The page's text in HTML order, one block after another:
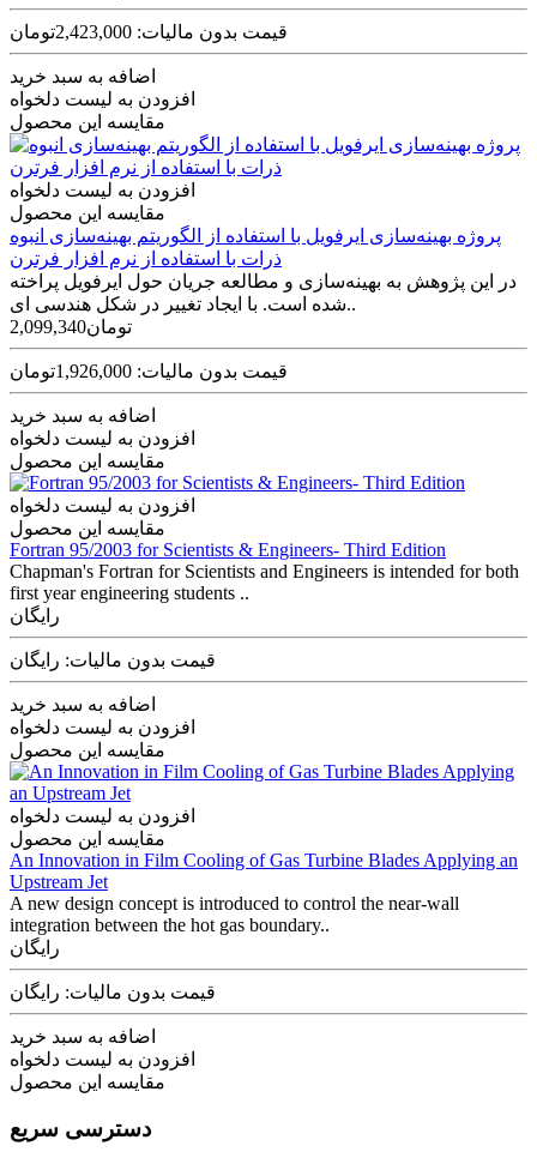
قیمت بدون مالیات: 2,423,000تومان
اضافه به سبد خرید
افزودن به لیست دلخواه
مقایسه این محصول
افزودن به لیست دلخواه
مقایسه این محصول
پروژه بهینه‌سازی ایرفویل با استفاده از الگوریتم بهینه‌سازی انبوه
ذرات با استفاده از نرم افزار فرترن
در این پژوهش به بهینه‌سازی و مطالعه جریان حول ایرفویل پراخته
شده است. با ایجاد تغییر در شکل هندسی ای..
2,099,340تومان
قیمت بدون مالیات: 1,926,000تومان
اضافه به سبد خرید
افزودن به لیست دلخواه
مقایسه این محصول
افزودن به لیست دلخواه
مقایسه این محصول
Fortran 95/2003 for Scientists & Engineers- Third Edition
Chapman's Fortran for Scientists and Engineers is intended for both
first year engineering students ..
رایگان
قیمت بدون مالیات: رایگان
اضافه به سبد خرید
افزودن به لیست دلخواه
مقایسه این محصول
افزودن به لیست دلخواه
مقایسه این محصول
An Innovation in Film Cooling of Gas Turbine Blades Applying an
Upstream Jet
A new design concept is introduced to control the near-wall
integration between the hot gas boundary..
رایگان
قیمت بدون مالیات: رایگان
اضافه به سبد خرید
افزودن به لیست دلخواه
مقایسه این محصول
دسترسی سریع